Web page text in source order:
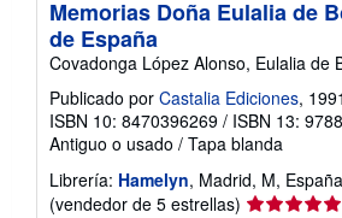
Memorias Doña Eulalia de
de España
Covadonga López Alonso, Eulalia de
Publicado por Castalia Ediciones, 1991
ISBN 10: 8470396269 / ISBN 13:
Antiguo o usado / Tapa blanda
Librería: Hamelyn, Madrid, M, España
(vendedor de 5 estrellas) Calificación